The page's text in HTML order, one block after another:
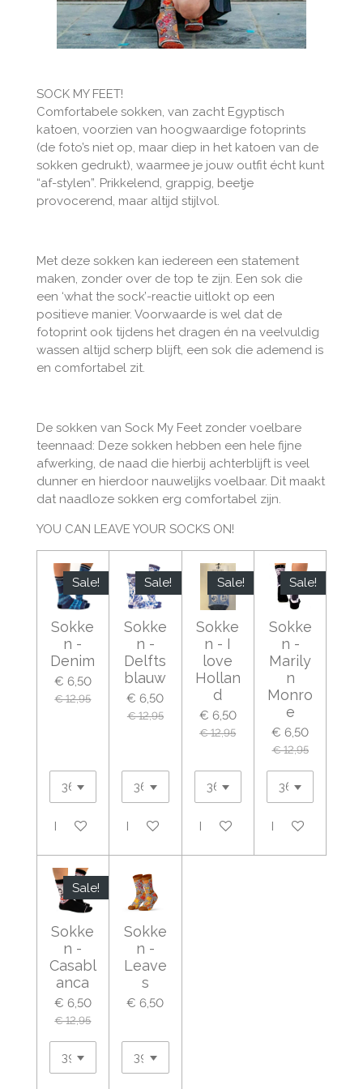
SOCK MY FEET!
Comfortabele sokken, van zacht Egyptisch
katoen, voorzien van hoogwaardige fotoprints
(de foto’s niet op, maar diep in het katoen van de
sokken gedrukt), waarmee je jouw outfit écht kunt
“af-stylen”. Prikkelend, grappig, beetje
provocerend, maar altijd stijlvol.
Met deze sokken kan iedereen een statement
maken, zonder over de top te zijn. Een sok die
een ‘what the sock’-reactie uitlokt op een
positieve manier. Voorwaarde is wel dat de
fotoprint ook tijdens het dragen én na veelvuldig
wassen altijd scherp blijft, een sok die ademend is
en comfortabel zit.
De sokken van Sock My Feet zonder voelbare
teennaad: Deze sokken hebben een hele fijne
afwerking, de naad die hierbij achterblijft is veel
dunner en hierdoor nauwelijks voelbaar. Dit maakt
dat naadloze sokken erg comfortabel zijn.
YOU CAN LEAVE YOUR SOCKS ON!
Sale!
Sokke
n -
Denim
€ 6,50
€ 12,95
In winkelwagen
Sale!
Sokke
n -
Delfts
blauw
€ 6,50
€ 12,95
In winkelwagen
Sale!
Sokke
n - I
love
Hollan
d
€ 6,50
€ 12,95
In winkelwagen
Sale!
Sokke
n -
Marily
n
Monro
e
€ 6,50
€ 12,95
In winkelwagen
Sale!
Sokke
n -
Casabl
anca
€ 6,50
€ 12,95
Sokke
n -
Leave
s
€ 6,50